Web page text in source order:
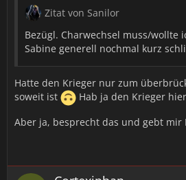
Zitat von Sanilor
Bezügl. Charwechsel muss/wollte
Sabine generell nochmal kurz
Hatte den Krieger nur zum
soweit ist
Hab ja den Krieger
Aber ja, besprecht das und gebt mir